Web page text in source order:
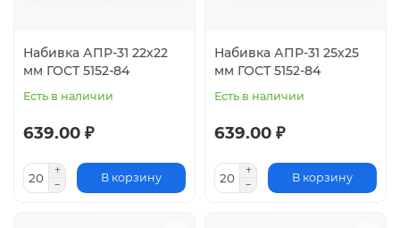
Набивка АПР-31 22х22
мм ГОСТ 5152-84
Есть в наличии
639.00 ₽
В корзину
Набивка АПР-31 25х25
мм ГОСТ 5152-84
Есть в наличии
639.00 ₽
В корзину